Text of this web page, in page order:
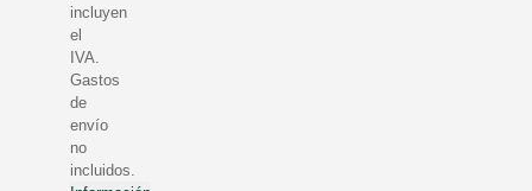
incluyen
el
IVA.
Gastos
de
envío
no
incluidos.